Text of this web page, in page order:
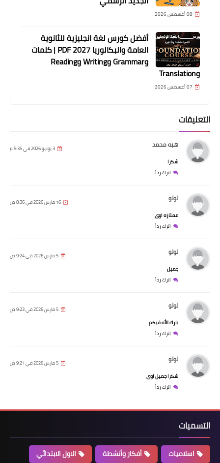
08 أغسطس 2026
أفضل كورس لغة انجليزية للثانوية
العامة والبكالوريا 2027 PDF | كلمات
وGrammar وWriting وReading
وTranslation
07 أغسطس 2026
التعليقات
هبه محمد 3 يونيو 2026 في 5:35 م
شكرا
اترك رداً
لولو 16 مارس 2026 في 8:36 ص
ممتازه اوى
اترك رداً
لولو 5 مارس 2026 في 9:24 ص
جميل
اترك رداً
لولو 5 مارس 2026 في 9:23 ص
بارك الله فيكم
اترك رداً
لولو 5 مارس 2026 في 9:21 ص
شكرا جميل اوى
اترك رداً
التسميات
اسلاميات أفكار وأنشطة
الاول الابتدائي